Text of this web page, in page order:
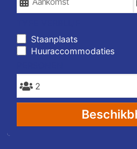
Staanplaats
Huuraccommodaties